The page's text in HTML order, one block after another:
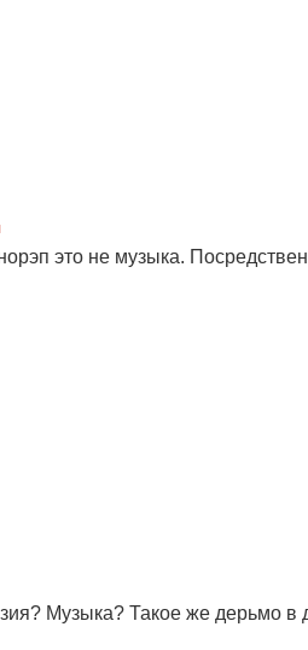
это не музыка.
Музыка? Такое же дерьмо в